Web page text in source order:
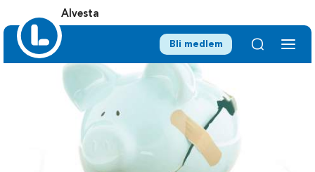
Alvesta
Bli medlem